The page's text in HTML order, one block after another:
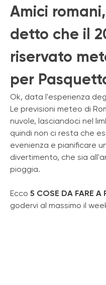
Amici
detto che il
riservato
per
Ok, data l'esperienza
Le previsioni meteo di
nuvole, lasciandoci nel
quindi non ci resta che
evenienza e pianificare
divertimento, che sia
pioggia.
Ecco 5 COSE DA FARE A
godervi al massimo il